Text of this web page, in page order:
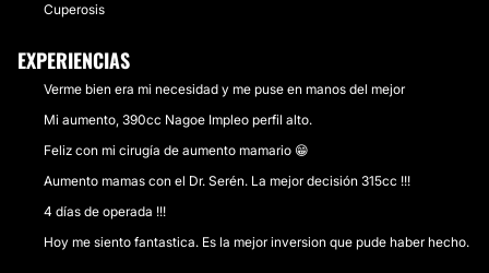
Cuperosis
EXPERIENCIAS
Verme bien era mi necesidad y me puse en manos del mejor
Mi aumento, 390cc Nagoe Impleo perfil alto.
Feliz con mi cirugía de aumento mamario 😁
Aumento mamas con el Dr. Serén. La mejor decisión 315cc !!!
4 días de operada !!!
Hoy me siento fantastica. Es la mejor inversion que pude haber hecho.